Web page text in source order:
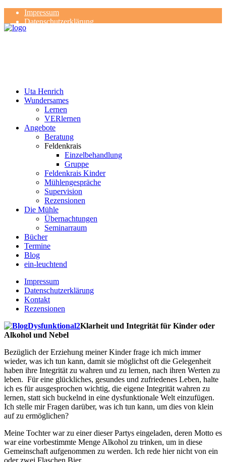
Impressum
Datenschutzerklärung
Kontakt
Uta Henrich
Wundersames
Lernen
VERlernen
Angebote
Beratung
Feldenkrais
Einzelbehandlung
Gruppe
Feldenkrais Kinder
Mühlengespräche
Supervision
Rezensionen
Die Mühle
Übernachtungen
Seminarraum
Bücher
Termine
Blog
ein-leuchtend
Impressum
Datenschutzerklärung
Kontakt
Rezensionen
Klarheit und Integrität für Kinder oder
Alkohol und Nebel
Bezüglich der Erziehung meiner Kinder frage ich mich immer
wieder, was ich tun kann, damit sie möglichst oft die Gelegenheit
haben ihre Integrität zu wahren und zu lernen, nach ihren Werten zu
leben. Für eine glückliches, gesundes und zufriedenes Leben, halte
ich es für ausgesprochen wichtig, die eigene Integrität wahren zu
lernen, statt sich buckelnd in eine dysfunktionale Welt einzufügen.
Ich stelle mir Fragen darüber, was ich tun kann, um dies von klein
auf zu ermöglichen?
Meine Tochter war zu einer dieser Partys eingeladen, deren Motto es
war eine vorbestimmte Menge Alkohol zu trinken, um in diese
Gemeinschaft aufgenommen zu werden. Ich rede hier nicht von ein
oder zwei Flaschen Bier.